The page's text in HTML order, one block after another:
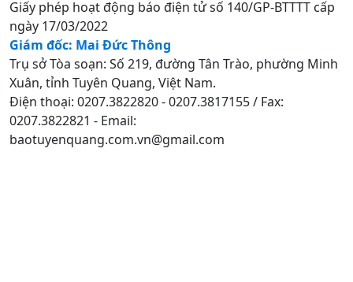
Giấy phép hoạt động báo điện tử số 140/GP-BTTTT cấp
ngày 17/03/2022
Giám đốc: Mai Đức Thông
Trụ sở Tòa soạn: Số 219, đường Tân Trào, phường Minh
Xuân, tỉnh Tuyên Quang, Việt Nam.
Điện thoại: 0207.3822820 - 0207.3817155 / Fax:
0207.3822821 - Email:
baotuyenquang.com.vn@gmail.com